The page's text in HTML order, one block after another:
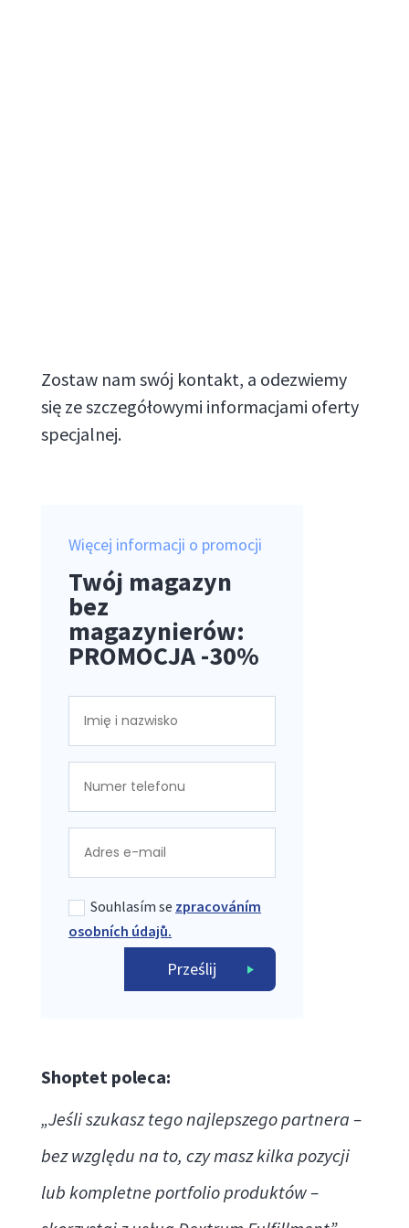
Zostaw nam swój kontakt, a odezwiemy
się ze szczegółowymi informacjami oferty
specjalnej.
Więcej informacji o promocji
Twój magazyn
bez
magazynierów:
PROMOCJA -30%
Souhlasím se zpracováním
osobních údajů.
Prześlij
Shoptet poleca:
„Jeśli szukasz tego najlepszego partnera –
bez względu na to, czy masz kilka pozycji
lub kompletne portfolio produktów –